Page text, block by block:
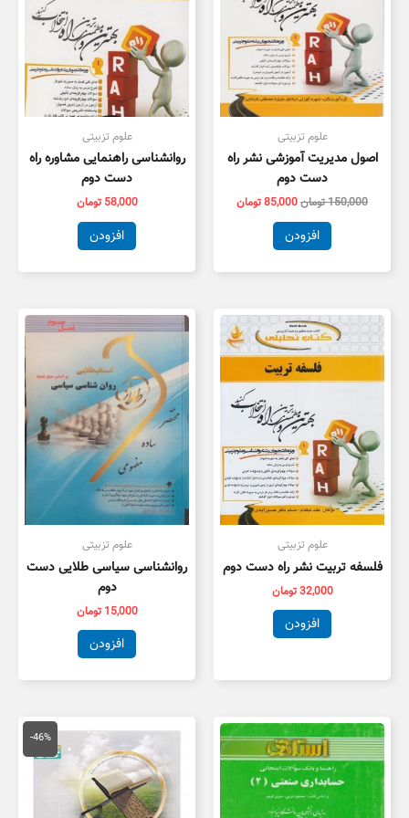
علوم تزبیتی
اصول مدیریت آموزشی نشر راه
دست دوم
150,000تومان85,000تومان
افزودن
علوم تزبیتی
روانشناسی راهنمایی مشاوره راه
دست دوم
58,000 تومان
افزودن
علوم تزبیتی
فلسفه تربیت نشر راه دست دوم
32,000تومان
افزودن
علوم تزبیتی
روانشناسی سیاسی طلایی دست
دوم
15,000 تومان
افزودن
-46%
اصلی
175,000 تومان
بود.
قیمت
فعلی